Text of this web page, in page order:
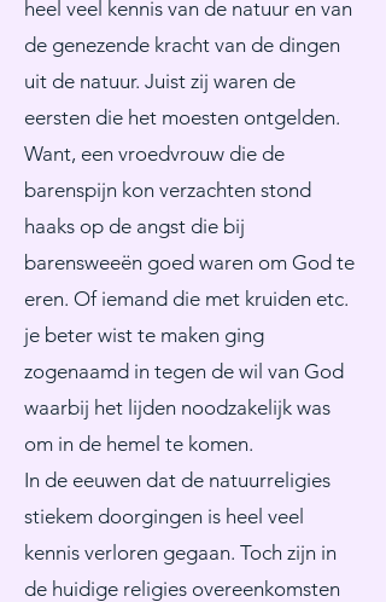
heel veel kennis van de natuur en van
de genezende kracht van de dingen
uit de natuur. Juist zij waren de
eersten die het moesten ontgelden.
Want, een vroedvrouw die de
barenspijn kon verzachten stond
haaks op de angst die bij
barensweeën goed waren om God te
eren. Of iemand die met kruiden etc.
je beter wist te maken ging
zogenaamd in tegen de wil van God
waarbij het lijden noodzakelijk was
om in de hemel te komen.
In de eeuwen dat de natuurreligies
stiekem doorgingen is heel veel
kennis verloren gegaan. Toch zijn in
de huidige religies overeenkomsten